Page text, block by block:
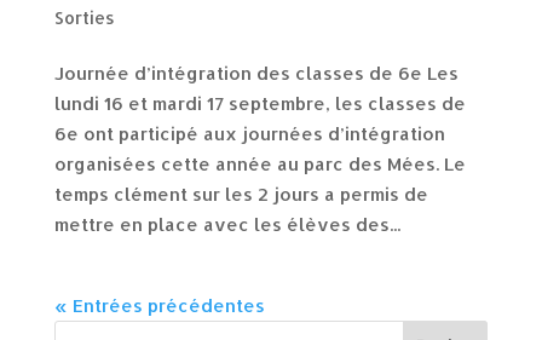
Sorties
Journée d’intégration des classes de 6e Les
lundi 16 et mardi 17 septembre, les classes de
6e ont participé aux journées d’intégration
organisées cette année au parc des Mées. Le
temps clément sur les 2 jours a permis de
mettre en place avec les élèves des...
« Entrées précédentes